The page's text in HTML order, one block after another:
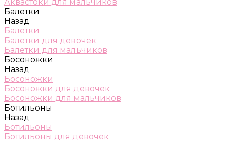
Балетки
Назад
Балетки
Балетки для девочек
Балетки для мальчиков
Босоножки
Назад
Босоножки
Босоножки для девочек
Босоножки для мальчиков
Ботильоны
Назад
Ботильоны
Ботильоны для девочек